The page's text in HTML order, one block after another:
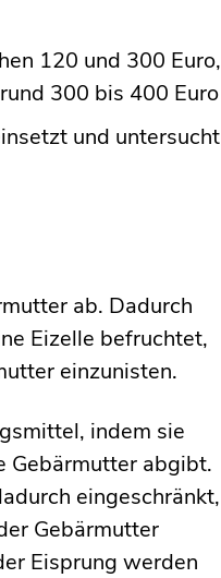
120 und 300 Euro,
300 bis 400 Euro
und untersucht
ab. Dadurch
Eizelle befruchtet,
einzunisten.
indem sie
Gebärmutter abgibt.
eingeschränkt,
Gebärmutter
Eisprung werden